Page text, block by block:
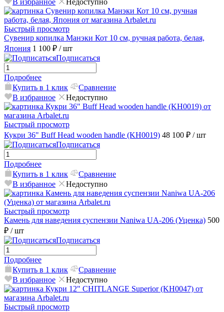
В избранное
Недоступно
Быстрый просмотр
Сувенир копилка Манэки Кот 10 см, ручная работа, белая,
Япония 1 100 ₽ / шт
Подписаться
Подробнее
Купить в 1 клик
Сравнение
В избранное
Недоступно
Быстрый просмотр
Кукри 36" Buff Head wooden handle (KH0019) 48 100 ₽ / шт
Подписаться
Подробнее
Купить в 1 клик
Сравнение
В избранное
Недоступно
Быстрый просмотр
Камень для наведения суспензии Naniwa UA-206 (Уценка) 500
₽ / шт
Подписаться
Подробнее
Купить в 1 клик
Сравнение
В избранное
Недоступно
Быстрый просмотр